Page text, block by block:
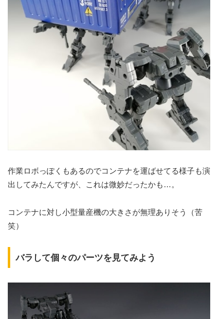
作業ロボっぽくもあるのでコンテナを運ばせてる様子も演
出してみたんですが、これは微妙だったかも…。
コンテナに対し小型量産機の大きさが無理ありそう（苦
笑）
バラして個々のパーツを見てみよう